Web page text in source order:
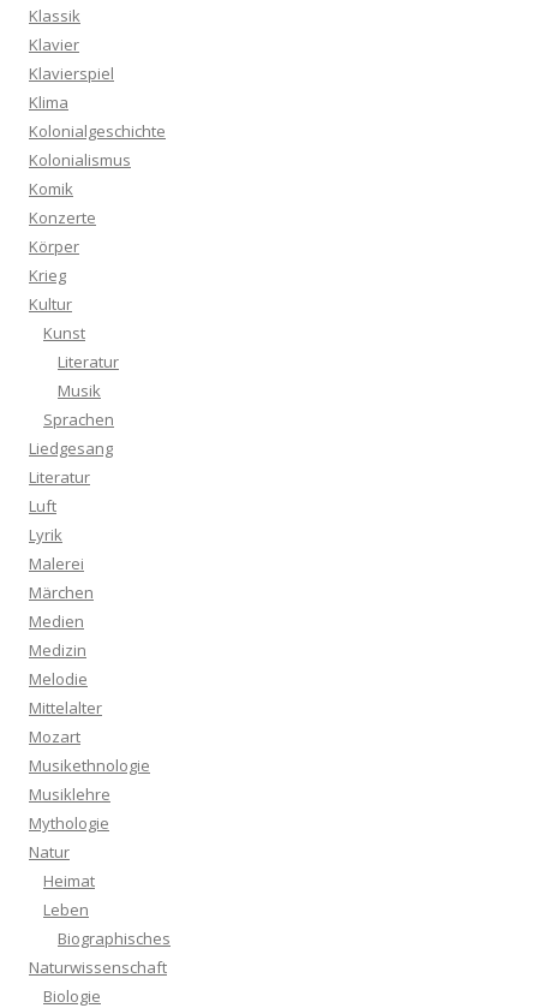
Klassik
Klavier
Klavierspiel
Klima
Kolonialgeschichte
Kolonialismus
Komik
Konzerte
Körper
Krieg
Kultur
Kunst
Literatur
Musik
Sprachen
Liedgesang
Literatur
Luft
Lyrik
Malerei
Märchen
Medien
Medizin
Melodie
Mittelalter
Mozart
Musikethnologie
Musiklehre
Mythologie
Natur
Heimat
Leben
Biographisches
Naturwissenschaft
Biologie